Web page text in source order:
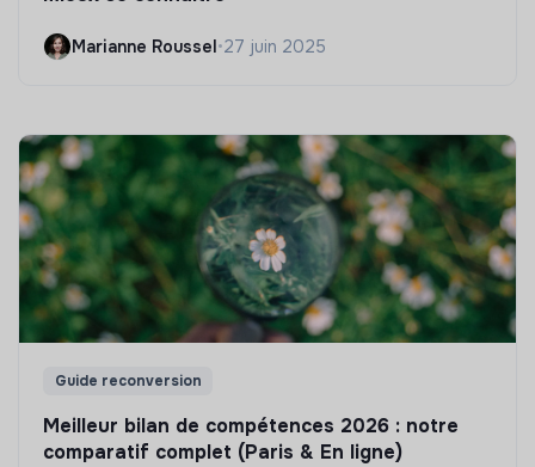
Marianne Roussel•27 juin 2025
Guide reconversion
Meilleur bilan de compétences 2026 : notre
comparatif complet (Paris & En ligne)